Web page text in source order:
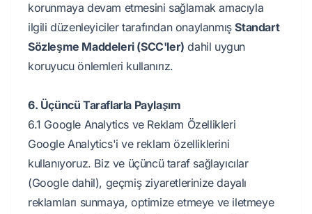
korunmaya devam etmesini sağlamak amacıyla
ilgili düzenleyiciler tarafından onaylanmışStandart
Sözleşme Maddeleri (SCC'ler) dahil uygun
koruyucu önlemleri kullanırız.
6. Üçüncü Taraflarla Paylaşım
6.1 Google Analytics ve Reklam Özellikleri
Google Analytics'i ve reklam özelliklerini
kullanıyoruz. Biz ve üçüncü taraf sağlayıcılar
(Google dahil), geçmiş ziyaretlerinize dayalı
reklamları sunmaya, optimize etmeye ve iletmeye